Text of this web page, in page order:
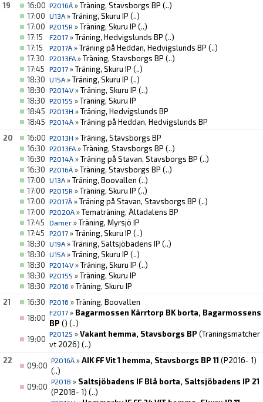
19
16:00 P2016Ä »Träning, Stavsborgs BP (..)
17:00 U13A »Träning, Skuru IP (..)
17:00 P2015R »Träning, Skuru IP (..)
17:15
F2017 »Träning, Hedvigslunds BP (..)
17:15
P2017Ä »Träning på Heddan, Hedvigslunds BP (..)
17:30
P2013FA »Träning, Stavsborgs BP (..)
17:45
P2017 »Träning, Skuru IP (..)
18:30 U15A »Träning, Skuru IP (..)
18:30 P2014V »Träning, Skuru IP (..)
18:30 P2015S »Träning, Skuru IP
18:45 P2013H »Träning, Hedvigslunds BP
18:45 P2014Ä »Träning på Heddan, Hedvigslunds BP
20
16:00 P2013H »Träning, Stavsborgs BP
16:30 P2013FA »Träning, Stavsborgs BP (..)
16:30 P2014Ä »Träning på Stavan, Stavsborgs BP (..)
16:30 P2016Ä »Träning, Stavsborgs BP (..)
17:00 U13A »Träning, Boovallen (..)
17:00 P2015R »Träning, Skuru IP (..)
17:00 P2017Ä »Träning på Stavan, Stavsborgs BP (..)
17:00 P2020Ä »Tematräning, Ältadalens BP
17:45
Damer »Träning, Myrsjö IP
17:45
P2017 »Träning, Skuru IP (..)
18:30 U19A »Träning, Saltsjöbadens IP (..)
18:30 U15A »Träning, Skuru IP (..)
18:30 P2014V »Träning, Skuru IP (..)
18:30 P2015S »Träning, Skuru IP
18:30 P2016 »Träning, Skuru IP
21
16:30 P2016 »Träning, Boovallen
18:00
F2017 » Bagarmossen Kärrtorp BK borta, Bagarmossens
BP () (..)
19:00
P2012S »Vakant hemma, Stavsborgs BP (Träningsmatcher
vt 2026) (..)
22
09:00
P2016Ä »AIK FF Vit 1 hemma, Stavsborgs BP 11 (P2016- 1)
(..)
09:00
P2018 » Saltsjöbadens IF Blå borta, Saltsjöbadens IP 21
(P2018- 1) (..)